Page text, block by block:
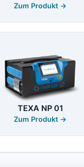
Zum Produkt →
TEXA NP 01
Zum Produkt →